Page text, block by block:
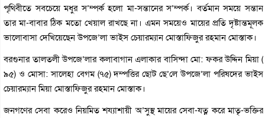
পৃথিবীতে সবচেয়ে মধুর স’ম্পর্ক হলো মা-সন্তানের স’ম্পর্ক। বর্তমান সময়ে সন্তান
তার মা-বাবার ঠিক মতো খেয়াল রাখছে না। এমন সময়েও মায়ের প্রতি দৃষ্টান্তমূলক
ভালোবাসা দেখিয়েছেন উপজে’লা ভাইস চেয়ারম্যান মোস্তাফিজুর রহমান মোস্তাক।
বরগুনার তালতলী উপজে’লার কলাবাগান এলাকার বাসিন্দা মো: ফকর উদ্দিন মিয়া (
৯৫) ও মোসা: সালেহা বেগম (৭৫) দম্পত্তির ছোট ছে’লে উপজে’লা পরিষদের ভাইস
চেয়ারম্যান মিয়া মোস্তাফিজুর রহমান মোস্তাক।
জনগণের সেবা করেও নিয়মিত শয্যাশায়ী অ’সুস্থ মায়ের সেবা-যত্ন করে মাতৃ-ভক্তির